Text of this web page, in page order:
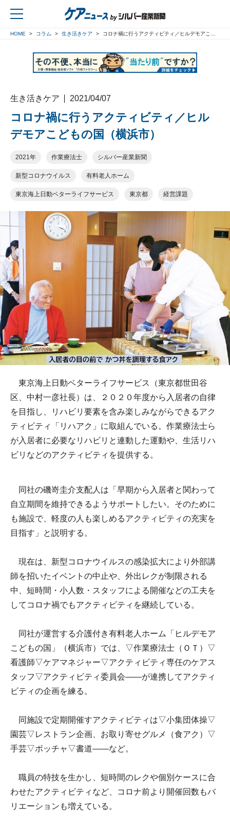
HOME コラム 生き活きケア コロナ禍に行うアクティビティ／ヒルデモアこどもの国（横浜市）
生き活きケア 2021/04/07
コロナ禍に行うアクティビティ／ヒル
デモアこどもの国（横浜市）
2021年 作業療法士 シルバー産業新聞
新型コロナウイルス 有料老人ホーム
東京海上日動ベターライフサービス 東京都 経営課題
東京海上日動ベターライフサービス（東京都世田谷
区、中村一彦社長）は、２０２０年度から入居者の自律
を目指し、リハビリ要素を含み楽しみながらできるアク
ティビティ「リハアク」に取組んでいる。作業療法士ら
が入居者に必要なリハビリと連動した運動や、生活リハ
ビリなどのアクティビティを提供する。
同社の磯嵜圭介支配人は「早期から入居者と関わって
自立期間を維持できるようサポートしたい。そのために
も施設で、軽度の人も楽しめるアクティビティの充実を
目指す」と説明する。
現在は、新型コロナウイルスの感染拡大により外部講
師を招いたイベントの中止や、外出レクが制限される
中、短時間・小人数・スタッフによる開催などの工夫を
してコロナ禍でもアクティビティを継続している。
同社が運営する介護付き有料老人ホーム「ヒルデモア
こどもの国」（横浜市）では、▽作業療法士（ＯＴ）▽
看護師▽ケアマネジャー▽アクティビティ専任のケアス
タッフ▽アクティビティ委員会――が連携してアクティ
ビティの企画を練る。
同施設で定期開催すアクティビティは▽小集団体操▽
園芸▽レストラン企画、お取り寄せグルメ（食アク）▽
手芸▽ボッチャ▽書道――など。
職員の特技を生かし、短時間のレクや個別ケースに合
わせたアクティビティなど、コロナ前より開催回数もバ
リエーションも増えている。